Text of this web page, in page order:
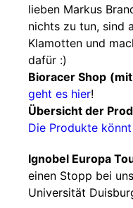
lieben Markus
nichts zu tun, sind
Klamotten und
dafür :)
Bioracer Shop
geht es hier!
Übersicht der
Die Produkte
Ignobel Europa
einen Stopp bei
Universität